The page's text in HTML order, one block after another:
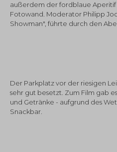
außerdem der fordblaue
Fotowand. Moderator Philipp
Showman", führte durch den
Der Parkplatz vor der riesigen
sehr gut besetzt. Zum Film gab
und Getränke - aufgrund des
Snackbar.